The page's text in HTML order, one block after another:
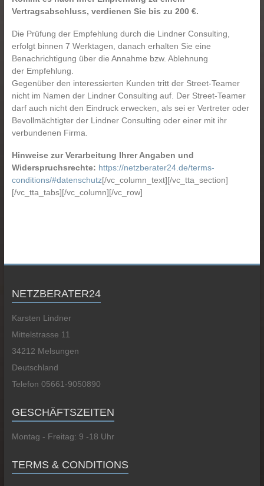
Vertragsabschluss, verdienen Sie bis zu 200 €.
Die Prüfung der Empfehlung durch die Lindner Consulting,
erfolgt binnen 7 Werktagen, danach erhalten Sie eine
Benachrichtigung über die Annahme bzw. Ablehnung
der Empfehlung.
Gegenüber den interessierten Kunden tritt der Street-Teamer
nicht im Namen der Lindner Consulting auf. Der Street-Teamer
darf auch nicht den Eindruck erwecken, als sei er Vertreter oder
Bevollmächtigter der Lindner Consulting oder einer mit ihr
verbundenen Firma.
Hinweise zur Verarbeitung Ihrer Angaben und
Widerspruchsrechte: https://netzberater24.de/terms-
conditions/#datenschutz[/vc_column_text][/vc_tta_section]
[/vc_tta_tabs][/vc_column][/vc_row]
NETZBERATER24
Karsten Lindner
Mittelstrasse 11
34212 Melsungen
Deutschland
Telefon 05661-9050890
GESCHÄFTSZEITEN
Montag - Freitag: 9 -18 Uhr
TERMS & CONDITIONS